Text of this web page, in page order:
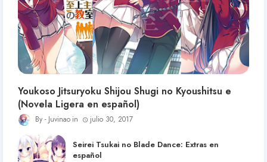
Youkoso Jitsuryoku Shijou Shugi no Kyoushitsu e
(Novela Ligera en español)
Juvinao julio 30, 2017
Seirei Tsukai no Blade Dance: Extras en
español